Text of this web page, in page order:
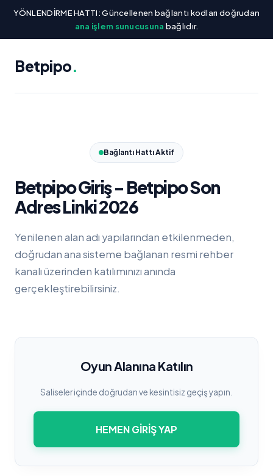
YÖNLENDİRME HATTI: Güncellenen bağlantı kodları doğrudan
ana işlem sunucusuna bağlıdır.
Betpipo.
Bağlantı Hattı Aktif
Betpipo Giriş - Betpipo Son
Adres Linki 2026
Yenilenen alan adı yapılarından etkilenmeden,
doğrudan ana sisteme bağlanan resmi rehber
kanalı üzerinden katılımınızı anında
gerçekleştirebilirsiniz.
Oyun Alanına Katılın
Saliseler içinde doğrudan ve kesintisiz geçiş yapın.
HEMEN GIRIŞ YAP